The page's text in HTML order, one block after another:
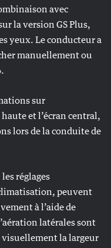
avec
la version GS Plus,
yeux. Le conducteur a
manuellement ou
sur
et l’écran central,
lors de la conduite de
réglages
peuvent
à l’aide de
latérales sont
la largeur